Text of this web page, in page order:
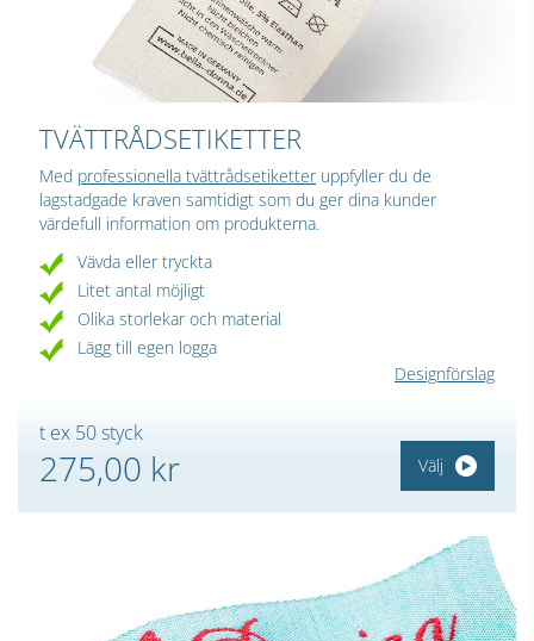
TVÄTTRÅDSETIKETTER
Med professionella tvättrådsetiketteruppfyller du de
lagstadgade kraven samtidigt som du ger dina kunder
värdefull information om produkterna.
Vävda eller tryckta
Litet antal möjligt
Olika storlekar och material
Lägg till egen logga
Designförslag
t ex 50 styck
275,00 kr Välj